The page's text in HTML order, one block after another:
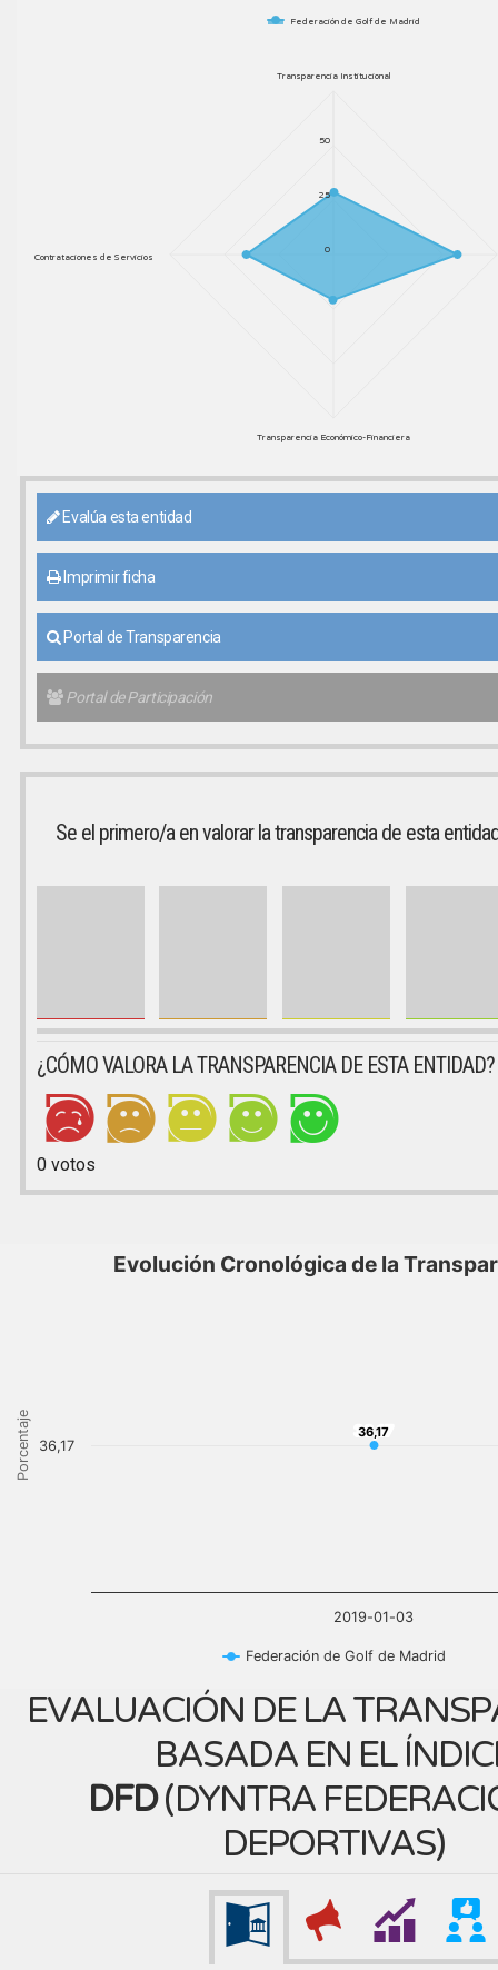
Federación de Golf de Madrid
Transparencia Institucional
Transparencia Económico-Financiera
Contrataciones de Servicios
0
25
50
Evalúa esta entidad
Imprimir ficha
Portal de Transparencia
Portal de Participación
Se el primero/a en valorar la transparencia de esta
¿CÓMO VALORA LA TRANSPARENCIA DE ESTA ENTIDAD?
0votos
Porcentaje
Evolución Cronológica de la
36,17
36,17
Federación de Golf de Madrid
2019-01-03
36,17
EVALUACIÓN DE LA
BASADA EN EL
DFD(DYNTRA
DEPORTIVAS)